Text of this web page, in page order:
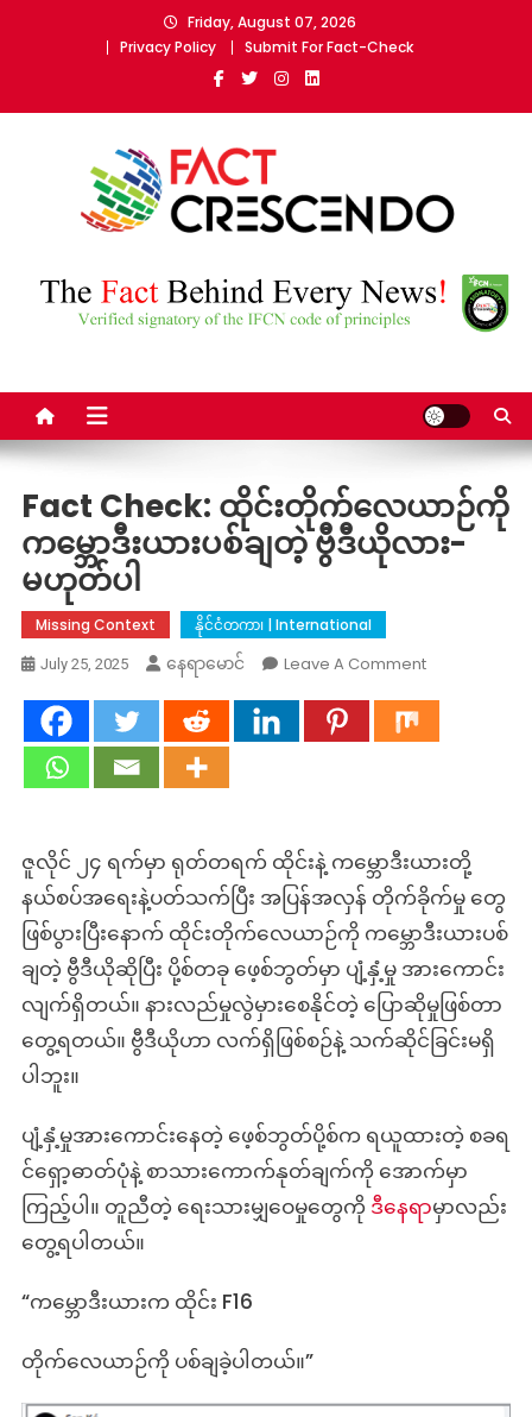
Friday, August 07, 2026
Privacy Policy
Submit For Fact-Check
Fact Crescendo Myanmar
Fact Check: ထိုင်းတိုက်လေယာဉ်ကို
ကမ္ဘောဒီးယားပစ်ချတဲ့ ဗွီဒီယိုလား-
မဟုတ်ပါ
Missing Context နိုင်ငံတကာ၊ | International
July 25, 2025 နေရာမောင် Leave A CommentOn
ထိုင်း
ပစ်
ချ
တဲ့
ဗွီ
ဒီ
ယို
လား-
မဟုတ်
ဇူလိုင် ၂၄ ရက်မှာ ရုတ်တရက် ထိုင်းနဲ့ ကမ္ဘောဒီးယားတို့
နယ်စပ်အရေးနဲ့ပတ်သက်ပြီး အပြန်အလှန် တိုက်ခိုက်မှု တွေ
ဖြစ်ပွားပြီး‌နောက် ထိုင်းတိုက်လေယာဉ်ကို ကမ္ဘောဒီးယားပစ်
ချတဲ့ ဗွီဒီယိုဆိုပြီး ပို့စ်တခု ဖေ့စ်ဘွတ်မှာ ပျံ့နှံ့မှု အားကောင်း
လျက်ရှိတယ်။ နားလည်မှုလွဲမှားစေနိုင်တဲ့ ပြောဆိုမှုဖြစ်တာ
တွေ့ရတယ်။ ဗွီဒီယိုဟာ လက်ရှိဖြစ်စဉ်နဲ့ သက်ဆိုင်ခြင်းမရှိ
ပါဘူး။
ပျံ့နှံ့မှုအားကောင်းနေတဲ့ ဖေ့စ်ဘွတ်ပို့စ်က ရယူထားတဲ့ စခရ
င်ရှော့ဓာတ်ပုံနဲ့ စာသားကောက်နုတ်ချက်ကို အောက်မှာ
ကြည့်ပါ။ တူညီတဲ့ ရေးသားမျှဝေမှုတွေကို ဒီနေရာမှာလည်း
တွေ့ရပါတယ်။
“ကမ္ဘောဒီးယားက ထိုင်း F16
တိုက်လေယာဉ်ကို ပစ်ချခဲ့ပါတယ်။”